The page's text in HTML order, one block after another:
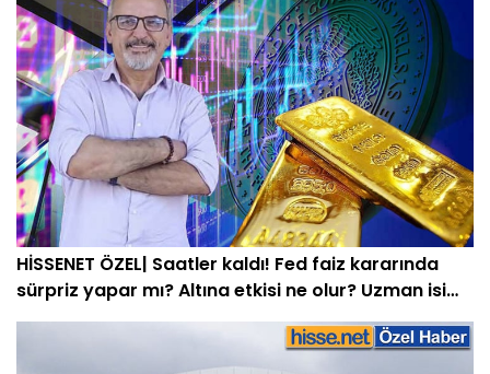
HİSSENET ÖZEL| Saatler kaldı! Fed faiz kararında
sürpriz yapar mı? Altına etkisi ne olur? Uzman isim
açıkladı